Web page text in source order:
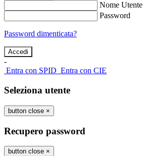
Nome Utente
Password
Password dimenticata?
-
Entra con SPID Entra con CIE
Seleziona utente
button close ×
Recupero password
button close ×